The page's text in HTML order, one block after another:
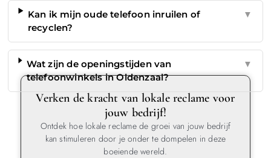
Kan ik mijn oude telefoon inruilen of
recyclen?
▼
Wat zijn de openingstijden van
telefoonwinkels in Oldenzaal?
▼
Verken de kracht van lokale reclame voor
jouw bedrijf!
Ontdek hoe lokale reclame de groei van jouw bedrijf
kan stimuleren door je onder te dompelen in deze
boeiende wereld.